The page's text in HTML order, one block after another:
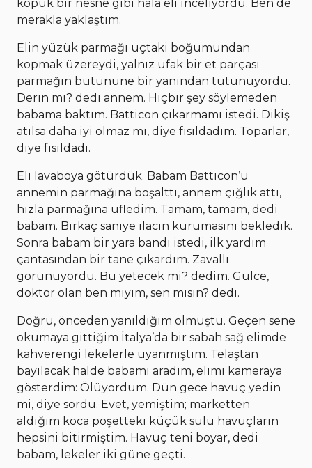
kopuk bir nesne gibi hâlâ eli inceliyordu. Ben de
merakla yaklaştım.
Elin yüzük parmağı uçtaki boğumundan
kopmak üzereydi, yalnız ufak bir et parçası
parmağın bütününe bir yanından tutunuyordu.
Derin mi? dedi annem. Hiçbir şey söylemeden
babama baktım. Batticon çıkarmamı istedi. Dikiş
atılsa daha iyi olmaz mı, diye fısıldadım. Toparlar,
diye fısıldadı.
Eli lavaboya götürdük. Babam Batticon’u
annemin parmağına boşalttı, annem çığlık attı,
hızla parmağına üfledim. Tamam, tamam, dedi
babam. Birkaç saniye ilacın kurumasını bekledik.
Sonra babam bir yara bandı istedi, ilk yardım
çantasından bir tane çıkardım. Zavallı
görünüyordu. Bu yetecek mi? dedim. Gülce,
doktor olan ben miyim, sen misin? dedi.
Doğru, önceden yanıldığım olmuştu. Geçen sene
okumaya gittiğim İtalya’da bir sabah sağ elimde
kahverengi lekelerle uyanmıştım. Telaştan
bayılacak halde babamı aradım, elimi kameraya
gösterdim: Ölüyordum. Dün gece havuç yedin
mi, diye sordu. Evet, yemiştim; marketten
aldığım koca poşetteki küçük sulu havuçların
hepsini bitirmiştim. Havuç teni boyar, dedi
babam, lekeler iki güne geçti.